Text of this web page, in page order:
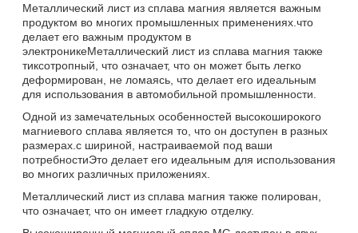
Металлический лист из сплава магния является важным
продуктом во многих промышленных применениях.что
делает его важным продуктом в
электроникеМеталлический лист из сплава магния также
тиксотропный, что означает, что он может быть легко
деформирован, не ломаясь, что делает его идеальным
для использования в автомобильной промышленности.
Одной из замечательных особенностей высокоширокого
магниевого сплава является то, что он доступен в разных
размерах.с шириной, настраиваемой под ваши
потребностиЭто делает его идеальным для использования
во многих различных приложениях.
Металлический лист из сплава магния также полирован,
что означает, что он имеет гладкую отделку.